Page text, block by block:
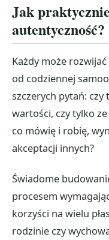
Jak
autentyczność?
Każdy może
od codziennej
szczerych pytań: czy
wartości, czy tylko ze
co mówię i robię,
akceptacji innych?
Świadome
procesem
korzyści na wielu
rodzinie czy